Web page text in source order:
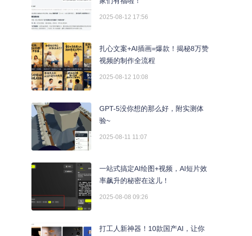
2025-08-12 17:56
扎心文案+AI插画=爆款！揭秘8万赞
视频的制作全流程
2025-08-12 10:08
GPT-5没你想的那么好，附实测体
验~
2025-08-11 11:07
一站式搞定AI绘图+视频，AI短片效
率飙升的秘密在这儿！
2025-08-08 09:26
打工人新神器！10款国产AI，让你